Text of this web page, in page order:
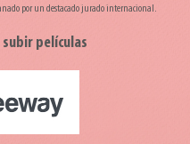
por un destacado jurado internacional.
películas